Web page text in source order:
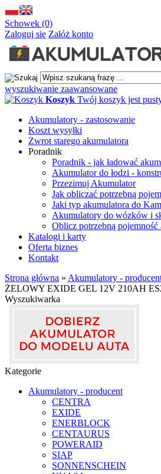
Schowek (0)
Zaloguj się Załóż konto
wyszukiwanie zaawansowane
Koszyk Twój koszyk jest
Akumulatory - zastosowanie
Koszt wysyłki
Zwrot starego akumulatora
Poradnik
Poradnik - jak ładować
Akumulator do łodzi -
Przezimuj Akumulator
Jak obliczać potrzebną
Jaki typ akumulatora do
Akumulatory do wózków i
Oblicz potrzebną pojemność
Katalogi i karty
Oferta biznes
Kontakt
Strona główna » Akumulatory -
ŻELOWY EXIDE GEL 12V 210AH
Wyszukiwarka
Kategorie
Akumulatory - producent
CENTRA
EXIDE
ENERBLOCK
CENTAURUS
POWERAID
SIAP
SONNENSCHEIN